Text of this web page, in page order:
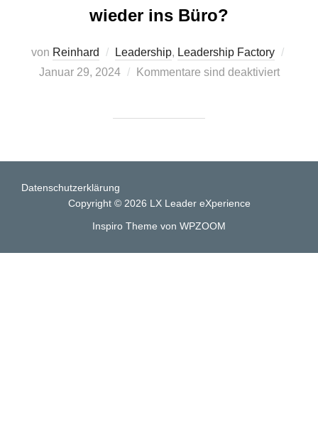
wieder ins Büro?
von Reinhard Leadership, Leadership Factory
Januar 29, 2024 Kommentare sind deaktiviert
Datenschutzerklärung
Copyright © 2026 LX Leader eXperience
Inspiro Theme von WPZOOM